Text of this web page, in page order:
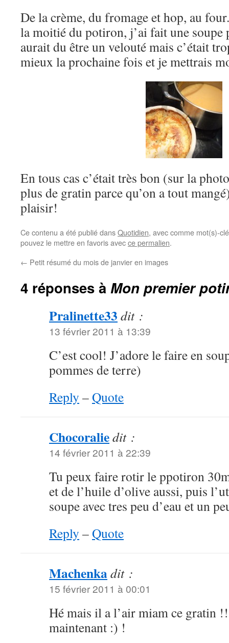
De la crème, du fromage et hop, au
la moitié du potiron, j’ai fait une soupe
aurait du être un velouté mais c’était
mieux la prochaine fois et je mettrais
En tous cas c’était très bon (sur la
plus de gratin parce qu’on a tout
plaisir!
Ce contenu a été publié dansQuotidien, avec comme mot(s)-
pouvez le mettre en favoris avecce permalien.
← Petit résumé du mois de janvier en images
4 réponses à Mon premier
Pralinette33 dit :
13 février 2011 à 13:39
C’est cool! J’adore le faire en
pommes de terre)
Reply –Quote
Chocoraliedit :
14 février 2011 à 22:39
Tu peux faire rotir le ppotiron
et de l’huile d’olive aussi, puis
soupe avec tres peu d’eau et un
Reply –Quote
Machenkadit :
15 février 2011 à 00:01
Hé mais il a l’air miam ce gratin !!
maintenant :) !